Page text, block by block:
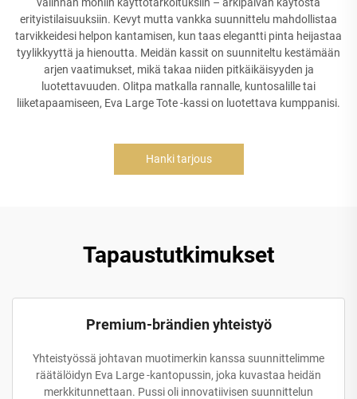
erityistilaisuuksiin. Kevyt mutta vankka suunnittelu mahdollistaa
tarvikkeidesi helpon kantamisen, kun taas elegantti pinta heijastaa
tyylikkyyttä ja hienoutta. Meidän kassit on suunniteltu kestämään
arjen vaatimukset, mikä takaa niiden pitkäikäisyyden ja
luotettavuuden. Olitpa matkalla rannalle, kuntosalille tai
liiketapaamiseen, Eva Large Tote -kassi on luotettava kumppanisi.
Hanki tarjous
Tapaustutkimukset
Premium-brändien yhteistyö
Yhteistyössä johtavan muotimerkin kanssa suunnittelimme
räätälöidyn Eva Large -kantopussin, joka kuvastaa heidän
merkkitunnettaan. Pussi oli innovatiivisen suunnittelun